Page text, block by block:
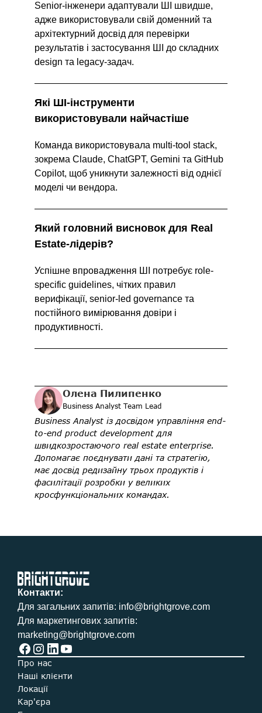
Senior-інженери адаптували ШІ швидше,
адже використовували свій доменний та
архітектурний досвід для перевірки
результатів і застосування ШІ до складних
design та legacy-задач.
Які ШІ-інструменти
використовували найчастіше
Команда використовувала multi-tool stack,
зокрема Claude, ChatGPT, Gemini та GitHub
Copilot, щоб уникнути залежності від однієї
моделі чи вендора.
Який головний висновок для Real
Estate-лідерів?
Успішне впровадження ШІ потребує role-
specific guidelines, чітких правил
верифікації, senior-led governance та
постійного вимірювання довіри і
продуктивності.
Олена Пилипенко
Business Analyst Team Lead
Business Analyst із досвідом управління end-
to-end product development для
швидкозростаючого real estate enterprise.
Допомагає поєднувати дані та стратегію,
має досвід редизайну трьох продуктів і
фасилітації розробки у великих
кросфункціональних командах.
Контакти:
Для загальних запитів: info@brightgrove.com
Для маркетингових запитів:
marketing@brightgrove.com
Про нас
Наші клієнти
Локації
Кар'єра